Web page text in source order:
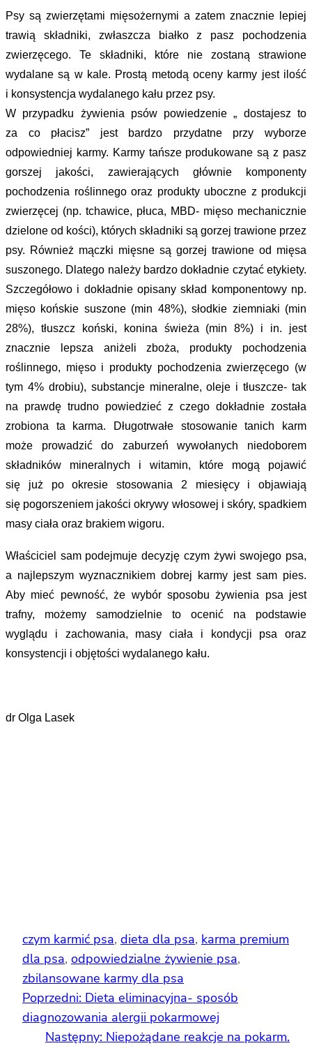
Psy są zwierzętami mięsożernymi a zatem znacznie lepiej
trawią składniki, zwłaszcza białko z pasz pochodzenia
zwierzęcego. Te składniki, które nie zostaną strawione
wydalane są w kale. Prostą metodą oceny karmy jest ilość
i konsystencja wydalanego kału przez psy.
W przypadku żywienia psów powiedzenie „ dostajesz to
za co płacisz” jest bardzo przydatne przy wyborze
odpowiedniej karmy. Karmy tańsze produkowane są z pasz
gorszej jakości, zawierających głównie komponenty
pochodzenia roślinnego oraz produkty uboczne z produkcji
zwierzęcej (np. tchawice, płuca, MBD- mięso mechanicznie
dzielone od kości), których składniki są gorzej trawione przez
psy. Również mączki mięsne są gorzej trawione od mięsa
suszonego. Dlatego należy bardzo dokładnie czytać etykiety.
Szczegółowo i dokładnie opisany skład komponentowy np.
mięso końskie suszone (min 48%), słodkie ziemniaki (min
28%), tłuszcz koński, konina świeża (min 8%) i in. jest
znacznie lepsza aniżeli zboża, produkty pochodzenia
roślinnego, mięso i produkty pochodzenia zwierzęcego (w
tym 4% drobiu), substancje mineralne, oleje i tłuszcze- tak
na prawdę trudno powiedzieć z czego dokładnie została
zrobiona ta karma. Długotrwałe stosowanie tanich karm
może prowadzić do zaburzeń wywołanych niedoborem
składników mineralnych i witamin, które mogą pojawić
się już po okresie stosowania 2 miesięcy i objawiają
się pogorszeniem jakości okrywy włosowej i skóry, spadkiem
masy ciała oraz brakiem wigoru.
Właściciel sam podejmuje decyzję czym żywi swojego psa,
a najlepszym wyznacznikiem dobrej karmy jest sam pies.
Aby mieć pewność, że wybór sposobu żywienia psa jest
trafny, możemy samodzielnie to ocenić na podstawie
wyglądu i zachowania, masy ciała i kondycji psa oraz
konsystencji i objętości wydalanego kału.
dr Olga Lasek
czym karmić psa, dieta dla psa, karma premium
dla psa, odpowiedzialne żywienie psa
zbilansowane karmy dla psa
Poprzedni: Dieta eliminacyjna- sposób
diagnozowania alergii pokarmowej
Następny: Niepożądane reakcje na pokarm.